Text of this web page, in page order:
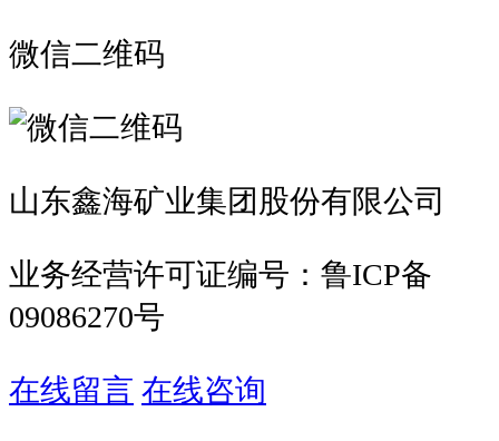
微信二维码
山东鑫海矿业集团股份有限公司
业务经营许可证编号：鲁ICP备
09086270号
在线留言 在线咨询